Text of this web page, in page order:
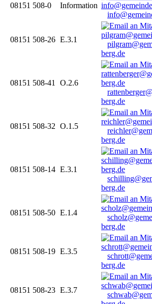
08151 508-0
Information
08151 508-26 E.3.1
berg.de
08151 508-41
O.2.6
berg.de
08151 508-32 O.1.5
berg.de
08151 508-14 E.3.1
berg.de
08151 508-50 E.1.4
berg.de
08151 508-19 E.3.5
berg.de
08151 508-23 E.3.7